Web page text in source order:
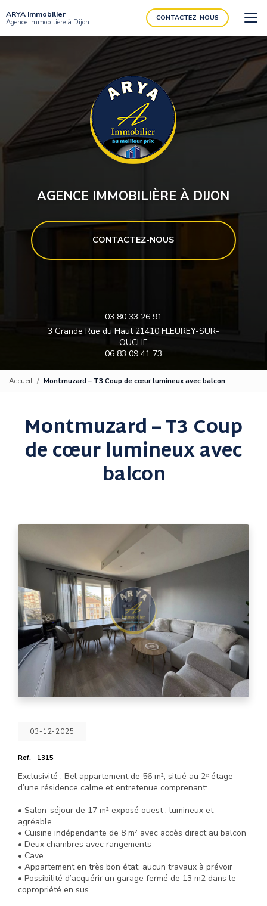
au
contenu
principal
ARYA Immobilier
Agence immobilière à Dijon CONTACTEZ-NOUS
AGENCE IMMOBILIÈRE À DIJON
CONTACTEZ-NOUS
03 80 33 26 91
3 Grande Rue du Haut 21410 FLEUREY-SUR-
OUCHE
06 83 09 41 73
Accueil Montmuzard – T3 Coup de cœur lumineux avec balcon
Montmuzard – T3 Coup
de cœur lumineux avec
balcon
03-12-2025
Ref. 1315
Exclusivité : Bel appartement de 56 m², situé au 2ᵉ étage
d’une résidence calme et entretenue comprenant:
• Salon-séjour de 17 m² exposé ouest : lumineux et
agréable
• Cuisine indépendante de 8 m² avec accès direct au balcon
• Deux chambres avec rangements
• Cave
• Appartement en très bon état, aucun travaux à prévoir
• Possibilité d’acquérir un garage fermé de 13 m2 dans le
copropriété en sus.